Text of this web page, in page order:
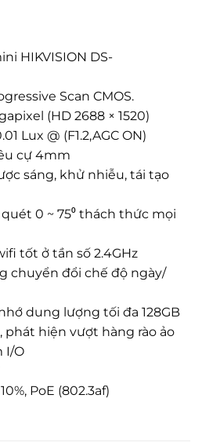
HIKVISION DS-
Scan CMOS.
(HD 2688 × 1520)
Lux @ (F1.2,AGC ON)
cự 4mm
sáng, khử nhiễu, tái tạo
quét 0 ~ 75⁰ thách thức mọi
tốt ở tần số 2.4GHz
chuyển đổi chế độ ngày/
dung lượng tối đa 128GB
phát hiện vượt hàng rào ảo
I/O
PoE (802.3af)